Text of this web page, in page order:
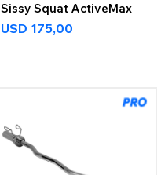
Sissy Squat ActiveMax
USD 175,00